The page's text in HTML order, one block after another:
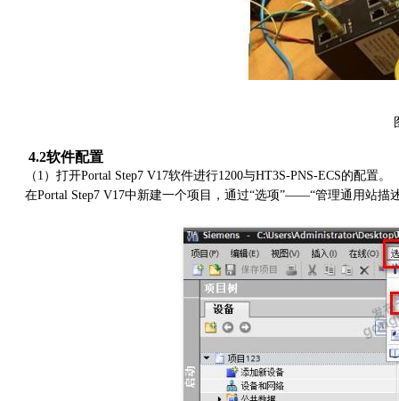
4.2软件配置
（ 1）打开Portal Step7 V17软件进行1200与HT3S-PNS-ECS的配置。
在Portal Step7 V17中新建一个项目，通过“选项”——“管理通用站描